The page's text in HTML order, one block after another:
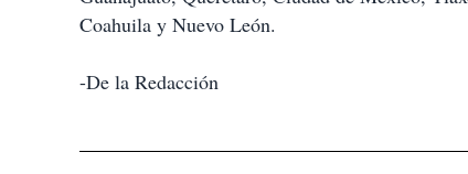
Coahuila y Nuevo León.
-De la Redacción